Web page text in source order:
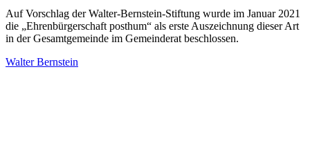
Auf Vorschlag der Walter-Bernstein-Stiftung wurde im Januar 2021
die „Ehrenbürgerschaft posthum“ als erste Auszeichnung dieser Art
in der Gesamtgemeinde im Gemeinderat beschlossen.
Walter Bernstein